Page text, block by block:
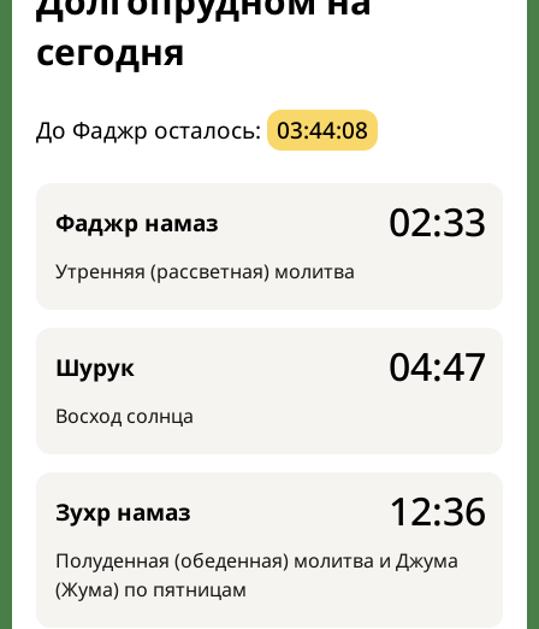
сегодня
До Фаджр осталось: 03:44:07
Фаджр намаз
Утренняя (рассветная) молитва
02:33
Шурук
Восход солнца
04:47
Зухр намаз
Полуденная (обеденная) молитва и Джума
(Жума) по пятницам
12:36